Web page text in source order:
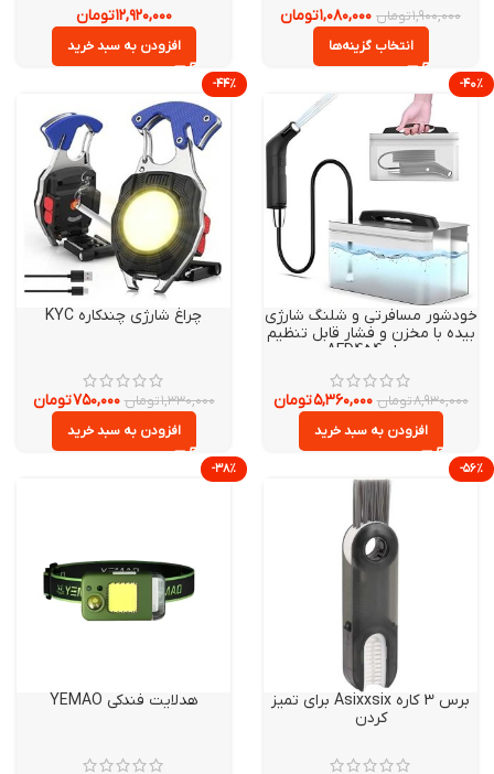
۱,۹۰۰,۰۰۰تومان ۱,۰۸۰,۰۰۰تومان
انتخاب گزینه‌ها
۱۲,۹۲۰,۰۰۰تومان
افزودن به سبد خرید
مسافرتی و شلنگ شارژی
با مخزن و فشار قابل تنظیم
تومان ۵,۳۶۰,۰۰۰تومان
افزودن به سبد خرید
-۴۴%
چراغ شارژی چندکاره KYC
۱,۳۳۰,۰۰۰تومان ۷۵۰,۰۰۰تومان
افزودن به سبد خرید
برس 3 کاره Asixxsix برای تمیز
کردن
-۳۸%
هدلایت فندکی YEMAO